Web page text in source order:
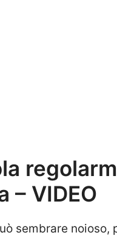
– VIDEO
sembrare noioso,